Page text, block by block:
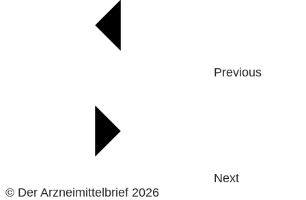
Previous
Next
© Der Arzneimittelbrief 2026